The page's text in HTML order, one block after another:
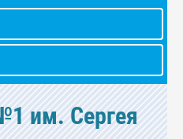
им. Сергея